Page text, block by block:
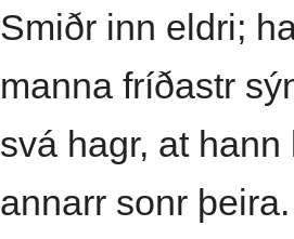
Smiðr inn eldri;
manna fríðastr
svá hagr, at
annarr sonr